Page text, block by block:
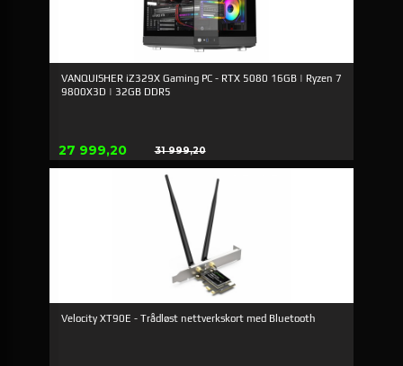
VANQUISHER iZ329X Gaming PC - RTX 5080 16GB | Ryzen 7
9800X3D | 32GB DDR5
Erbjudande
27 999,20 31 999,20
Rabatt
Velocity XT90E - Trådløst nettverkskort med Bluetooth